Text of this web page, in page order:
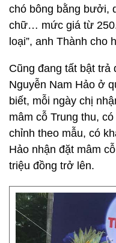
chó bông bằng bưởi,
chữ… mức giá từ
loại”, anh Thành cho
Cũng đang tất bật trả
Nguyễn Nam Hảo ở
biết, mỗi ngày chị
mâm cỗ Trung thu,
chỉnh theo mẫu, có
Hảo nhận đặt mâm
triệu đồng trở lên.